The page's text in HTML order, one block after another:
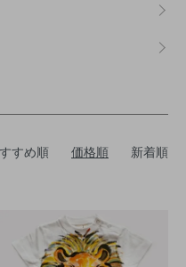
すめ順 価格順 新着順